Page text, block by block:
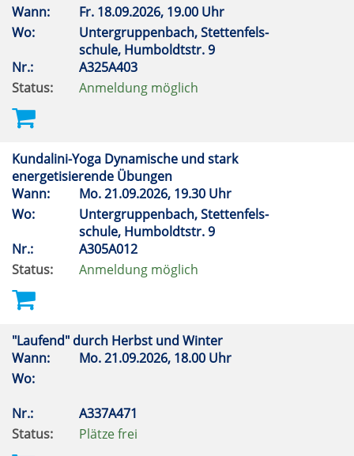
Wann:
Fr. 18.09.2026, 19.00 Uhr
Wo:
Untergruppenbach, Stettenfels-
schule, Humboldtstr. 9
Nr.:
A325A403
Status:
Anmeldung möglich
Kundalini-Yoga Dynamische und stark
energetisierende Übungen
Wann:
Mo.21.09.2026, 19.30 Uhr
Wo:
Untergruppenbach, Stettenfels-
schule, Humboldtstr. 9
Nr.:
A305A012
Status:
Anmeldung möglich
"Laufend" durch Herbst und Winter
Wann:
Mo.21.09.2026, 18.00 Uhr
Wo:
Nr.:
A337A471
Status:
Plätze frei